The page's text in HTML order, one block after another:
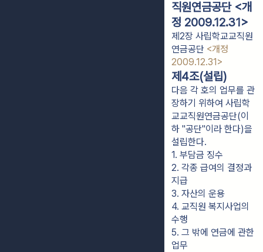
직원연금공단 <개
정 2009.12.31>
제2장 사립학교교직원
연금공단 <개정
2009.12.31>
제4조(설립)
다음 각 호의 업무를 관
장하기 위하여 사립학
교교직원연금공단(이
하 "공단"이라 한다)을
설립한다.
1. 부담금 징수
2. 각종 급여의 결정과
지급
3. 자산의 운용
4. 교직원 복지사업의
수행
5. 그 밖에 연금에 관한
업무